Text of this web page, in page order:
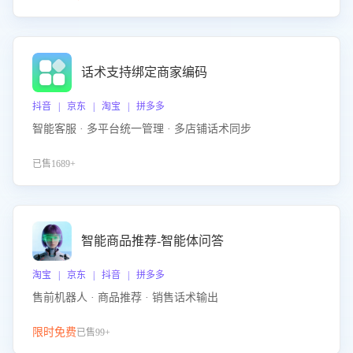
话术支持绑定商家编码
抖音 | 京东 | 淘宝 | 拼多多
智能客服 · 多平台统一管理 · 多店铺话术同步
已售1689+
智能商品推荐-智能体问答
淘宝 | 京东 | 抖音 | 拼多多
售前机器人 · 商品推荐 · 销售话术输出
限时免费已售99+